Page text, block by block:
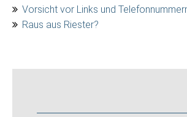
Vorsicht vor Links und
Raus aus Riester?